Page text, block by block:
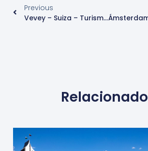
Previous
Vevey – Suiza – Turismo